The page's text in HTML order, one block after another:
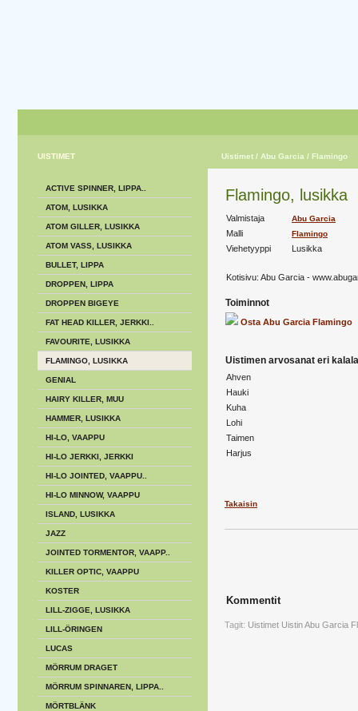
UISTIMET
ACTIVE SPINNER, LIPPA..
ATOM, LUSIKKA
ATOM GILLER, LUSIKKA
ATOM VASS, LUSIKKA
BULLET, LIPPA
DROPPEN, LIPPA
DROPPEN BIGEYE
FAT HEAD KILLER, JERKKI..
FAVOURITE, LUSIKKA
FLAMINGO, LUSIKKA
GENIAL
HAIRY KILLER, MUU
HAMMER, LUSIKKA
HI-LO, VAAPPU
HI-LO JERKKI, JERKKI
HI-LO JOINTED, VAAPPU..
HI-LO MINNOW, VAAPPU
ISLAND, LUSIKKA
JAZZ
JOINTED TORMENTOR, VAAPP..
KILLER OPTIC, VAAPPU
KOSTER
LILL-ZIGGE, LUSIKKA
LILL-ÖRINGEN
LUCAS
MÖRRUM DRAGET
MÖRRUM SPINNAREN, LIPPA..
MÖRTBLÄNK
Uistimet / Abu Garcia / Flamingo
Flamingo, lusikka
Valmistaja Abu Garcia
Malli Flamingo
Viehetyyppi Lusikka
Kotisivu: Abu Garcia -
Toiminnot
Osta Abu Garcia Flamingo
Uistimen arvosanat eri
Ahven
Hauki
Kuha
Lohi
Taimen
Harjus
Takaisin
Kommentit
Tagit: Uistimet UistinAbu Garcia